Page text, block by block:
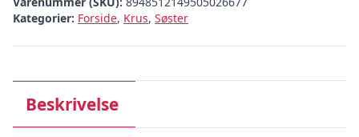
Kategorier: Forside, Krus, Søster
Beskrivelse